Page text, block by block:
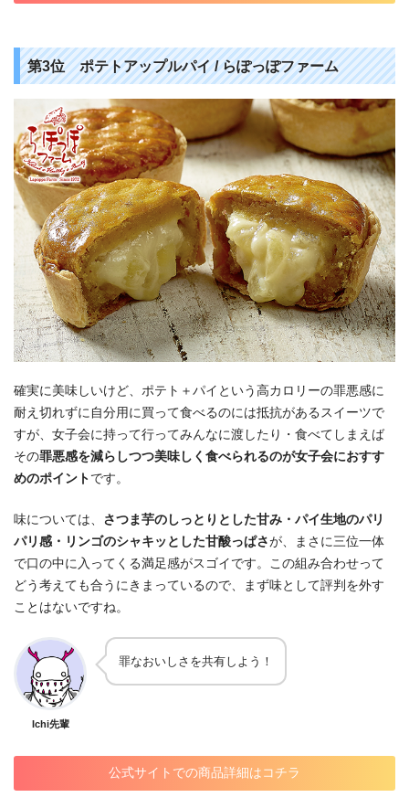
第3位 ポテトアップルパイ / らぽっぽファーム
確実に美味しいけど、ポテト＋パイという高カロリーの罪悪感に
耐え切れずに自分用に買って食べるのには抵抗があるスイーツで
すが、女子会に持って行ってみんなに渡したり・食べてしまえば
その罪悪感を減らしつつ美味しく食べられるのが女子会におすす
めのポイント です。
味については、 さつま芋のしっとりとした甘み・パイ生地のパリ
パリ感・リンゴのシャキッとした甘酸っぱさが、まさに三位一体
で口の中に入ってくる満足感がスゴイです。この組み合わせって
どう考えても合うにきまっているので、まず味として評判を外す
ことはないですね。
Ichi先輩
罪なおいしさを共有しよう！
公式サイトでの商品詳細はコチラ